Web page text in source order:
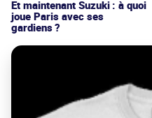
Et maintenant Suzuki : à quoi
joue Paris avec ses
gardiens ?